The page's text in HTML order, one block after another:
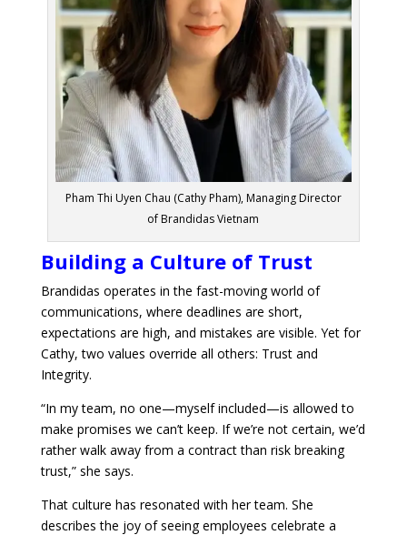
Pham Thi Uyen Chau (Cathy Pham), Managing Director
of Brandidas Vietnam
Building a Culture of Trust
Brandidas operates in the fast-moving world of
communications, where deadlines are short,
expectations are high, and mistakes are visible. Yet for
Cathy, two values override all others: Trust and
Integrity.
“In my team, no one—myself included—is allowed to
make promises we can’t keep. If we’re not certain, we’d
rather walk away from a contract than risk breaking
trust,” she says.
That culture has resonated with her team. She
describes the joy of seeing employees celebrate a